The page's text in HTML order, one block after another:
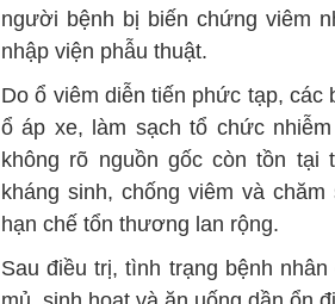
người bệnh bị biến chứng viêm
nhập viện phẫu thuật.
Do ổ viêm diễn tiến phức tạp,
ổ áp xe, làm sạch tổ chức
không rõ nguồn gốc còn tồn
kháng sinh, chống viêm và
hạn chế tổn thương lan rộng.
Sau điều trị, tình trạng bệnh